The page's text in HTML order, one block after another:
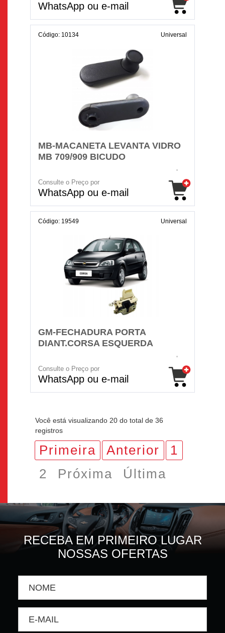
WhatsApp ou e-mail
Código: 10134 Universal
MB-MACANETA LEVANTA VIDRO
MB 709/909 BICUDO
Consulte o Preço por
WhatsApp ou e-mail
Código: 19549 Universal
GM-FECHADURA PORTA
DIANT.CORSA ESQUERDA
Consulte o Preço por
WhatsApp ou e-mail
Você está visualizando 20 do total de 36
registros
Primeira Anterior
1
2
Próxima Última
RECEBA EM PRIMEIRO LUGAR
NOSSAS OFERTAS